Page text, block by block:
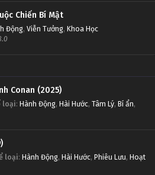
Chiến Bí Mật
Động, Viễn Tưởng, Khoa Học
Conan (2025)
loại: Hành Động, Hài Hước, Tâm Lý, Bí ẩn,
loại: Hành Động, Hài Hước, Phiêu Lưu, Hoạt